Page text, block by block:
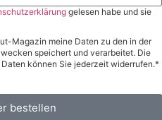
gelesen habe und sie
Magazin meine Daten zu den in der
speichert und verarbeitet. Die
können Sie jederzeit widerrufen.*
bestellen